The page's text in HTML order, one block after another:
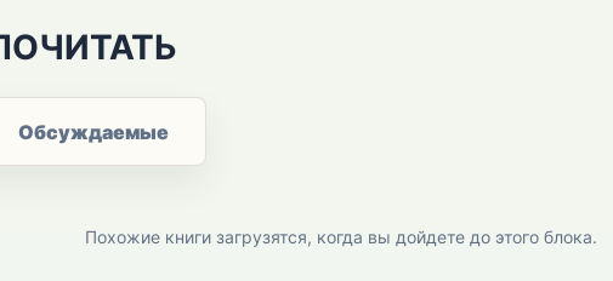
Обсуждаемые
Похожие книги загрузятся, когда вы дойдете до этого блока.